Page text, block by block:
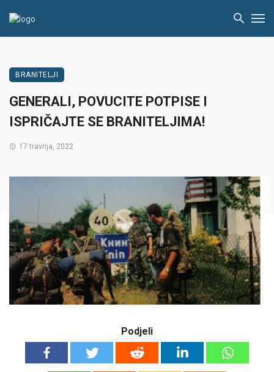
BRANITELJI
GENERALI, POVUCITE POTPISE I
ISPRIČAJTE SE BRANITELJIMA!
17 travnja, 2022
Podjeli